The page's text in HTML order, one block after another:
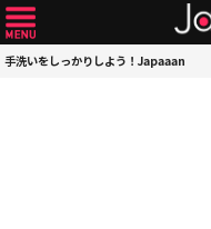
手洗いをしっかりしよう！Japaaan